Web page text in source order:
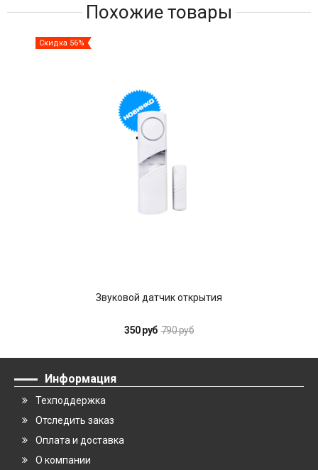
Похожие товары
Скидка 56%
Звуковой датчик открытия
350 руб 790 руб
Информация
Техподдержка
Отследить заказ
Оплата и доставка
О компании